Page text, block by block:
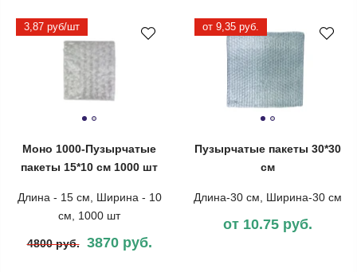
3,87 руб/шт
Моно 1000-Пузырчатые
пакеты 15*10 см 1000 шт
Длина - 15 см, Ширина - 10
см, 1000 шт
4800 руб. 3870 руб.
от 9,35 руб.
Пузырчатые пакеты 30*30
см
Длина-30 см, Ширина-30 см
от 10.75 руб.